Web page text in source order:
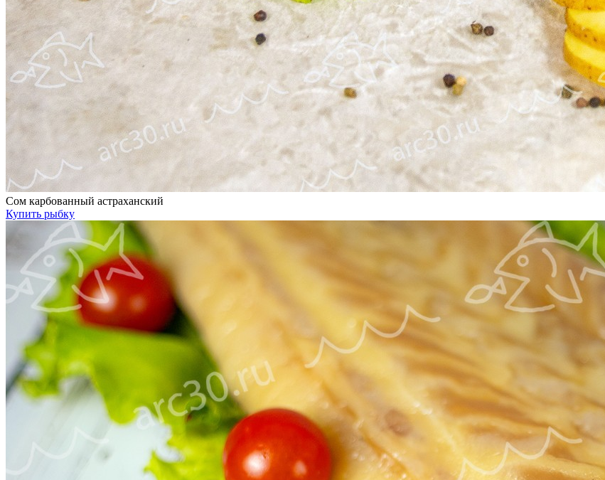
Сом карбованный астраханский
Купить рыбку